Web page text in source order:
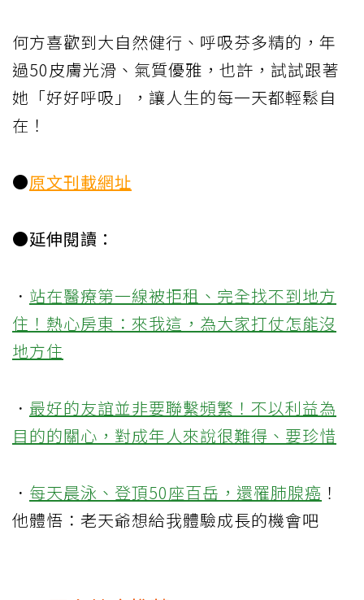
何方喜歡到大自然健行、呼吸芬多精的，年
過50皮膚光滑、氣質優雅，也許，試試跟著
她「好好呼吸」，讓人生的每一天都輕鬆自
在！
●原文刊載網址
●延伸閱讀：
． 站在醫療第一線被拒租、完全找不到地方
住！熱心房東：來我這，為大家打仗怎能沒
地方住
． 最好的友誼並非要聯繫頻繁！不以利益為
目的的關心，對成年人來說很難得、要珍惜
． 每天晨泳、登頂50座百岳，還罹肺腺癌 ！
他體悟：老天爺想給我體驗成長的機會吧